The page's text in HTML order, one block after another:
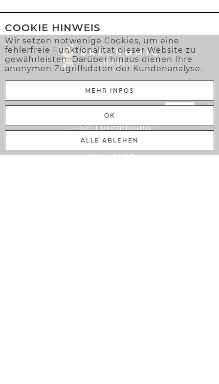
COOKIE HINWEIS
Wir setzen notwenige Cookies, um eine
fehlerfreie Funktionalität dieser Website zu
gewährleisten. Darüber hinaus dienen Ihre
anonymen Zugriffsdaten der Kundenanalyse.
MEHR INFOS
OK
ALLE ABLEHEN
Greenomic Delicatessen Sàrl
106 Rue Adolphe Fischer
L-1521 Luxembourg
MEIN KONTO